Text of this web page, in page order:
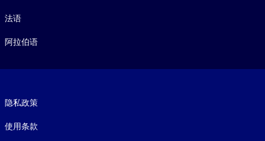
法语
阿拉伯语
隐私政策
使用条款